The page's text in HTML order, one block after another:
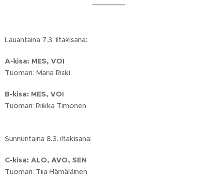
Lauantaina 7.3. iltakisana:
A-kisa: MES, VOI
Tuomari: Maria Riski
B-kisa: MES, VOI
Tuomari: Riikka Timonen
Sunnuntaina 8.3. iltakisana:
C-kisa: ALO, AVO, SEN
Tuomari: Tiia Hämäläinen